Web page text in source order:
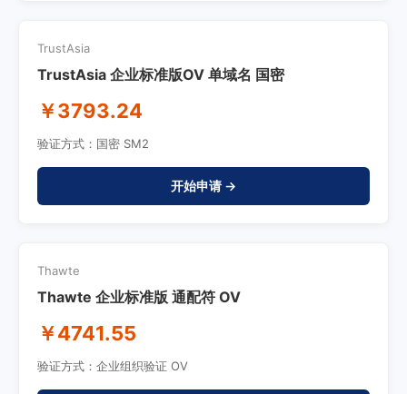
TrustAsia
TrustAsia 企业标准版OV 单域名 国密
￥3793.24
验证方式：国密 SM2
开始申请 →
Thawte
Thawte 企业标准版 通配符 OV
￥4741.55
验证方式：企业组织验证 OV